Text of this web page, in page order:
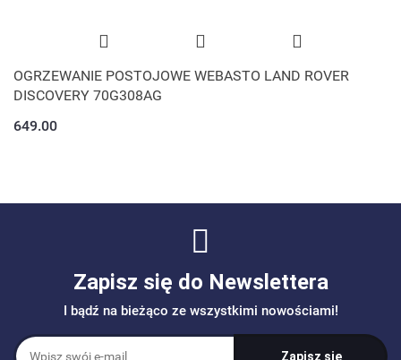
OGRZEWANIE POSTOJOWE WEBASTO LAND ROVER
DISCOVERY 70G308AG
649.00
Zapisz się do Newslettera
I bądź na bieżąco ze wszystkimi nowościami!